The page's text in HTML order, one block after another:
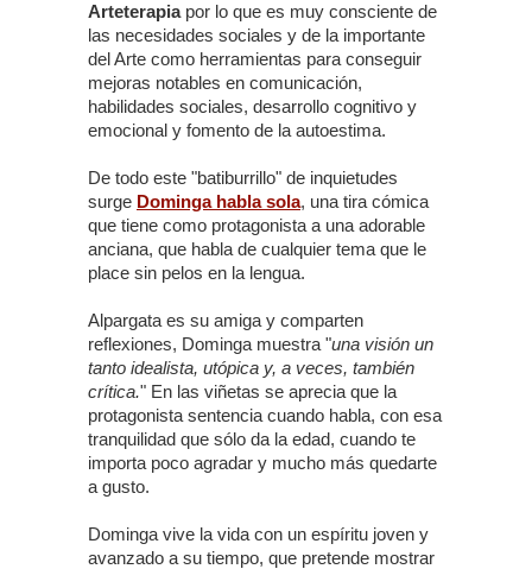
Arteterapiapor lo que es muy consciente de
las necesidades sociales y de la importante
del Arte como herramientas para conseguir
mejoras notables en comunicación,
habilidades sociales, desarrollo cognitivo y
emocional y fomento de la autoestima.
De todo este "batiburrillo" de inquietudes
surge Dominga habla sola, una tira cómica
que tiene como protagonista a una adorable
anciana, que habla de cualquier tema que le
place sin pelos en la lengua.
Alpargata es su amiga y comparten
reflexiones, Dominga muestra "una visión un
tanto idealista, utópica y, a veces, también
crítica." En las viñetas se aprecia que la
protagonista sentencia cuando habla, con esa
tranquilidad que sólo da la edad, cuando te
importa poco agradar y mucho más quedarte
a gusto.
Dominga vive la vida con un espíritu joven y
avanzado a su tiempo, que pretende mostrar